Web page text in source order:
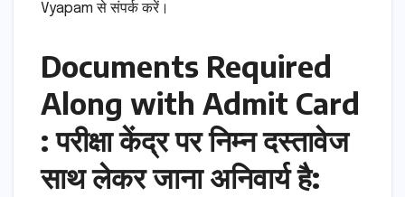
Vyapam से संपर्क करें।
Documents Required
Along with Admit Card
: परीक्षा केंद्र पर निम्न दस्तावेज
साथ लेकर जाना अनिवार्य है: